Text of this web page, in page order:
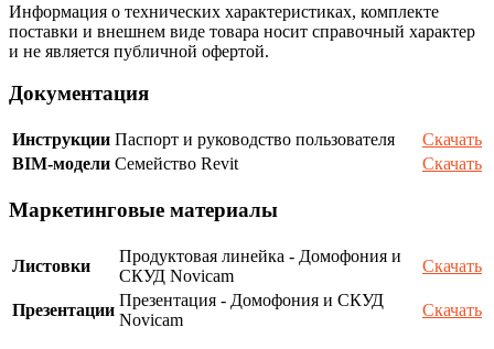
Информация о технических характеристиках, комплекте
поставки и внешнем виде товара носит справочный характер
и не является публичной офертой.
Документация
Инструкции Паспорт и руководство пользователя
Скачать
BIM-модели Семейство Revit Скачать
Маркетинговые материалы
Листовки
Продуктовая линейка - Домофония и
СКУД Novicam
Скачать
Презентации
Презентация - Домофония и СКУД
Novicam
Скачать